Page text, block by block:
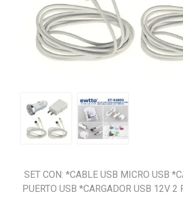
SET CON: *CABLE USB MICRO USB
PUERTO USB *CARGADOR USB 12V 2